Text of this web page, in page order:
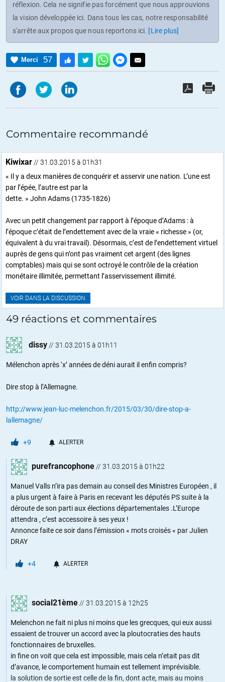
réflexion. Cela ne signifie pas forcément que nous approuvions
la vision développée ici. Dans tous les cas, notre responsabilité
s'arrête aux propos que nous reportons ici. [Lire plus]
Merci 57
Commentaire recommandé
Kiwixar// 31.03.2015 à 01h31
« Il y a deux manières de conquérir et asservir une nation. L’une est
par l’épée, l’autre est par la
dette. » John Adams (1735-1826)
Avec un petit changement par rapport à l’époque d’Adams : à
l’époque c’était de l’endettement avec de la vraie « richesse » (or,
équivalent à du vrai travail). Désormais, c’est de l’endettement virtuel
auprès de gens qui n’ont pas vraiment cet argent (des lignes
comptables) mais qui se sont octroyé le contrôle de la création
monétaire illimitée, permettant l’asservissement illimité.
VOIR DANS LA DISCUSSION
49 réactions et commentaires
dissy// 31.03.2015 à 01h11
Mélenchon après ‘x’ années de déni aurait il enfin compris?
Dire stop à l’Allemagne.
http://www.jean-luc-melenchon.fr/2015/03/30/dire-stop-a-
lallemagne/
+9 ALERTER
purefrancophone// 31.03.2015 à 01h22
Manuel Valls n’ira pas demain au conseil des Ministres Européen , il
a plus urgent à faire à Paris en recevant les députés PS suite à la
déroute de son parti aux élections départementales .L’Europe
attendra , c’est accessoire à ses yeux !
Annonce faite ce soir dans l’émission « mots croisés « par Julien
DRAY
+4 ALERTER
social21ème// 31.03.2015 à 12h25
Melenchon ne fait ni plus ni moins que les grecques, qui eux aussi
essaient de trouver un accord avec la ploutocraties des hauts
fonctionnaires de bruxelles.
in fine on voit que cela est impossible, mais cela n’etait pas dit
d’avance, le comportement humain est tellement imprévisible.
la solution de sortie est celle de la fin, dont acte, mais au moins